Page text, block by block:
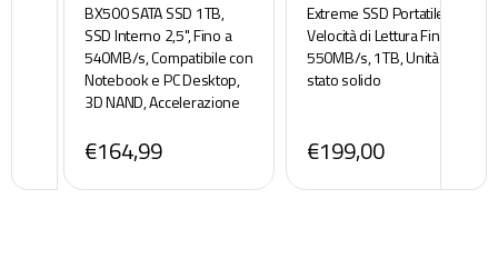
BX500 SATA SSD 1TB,
SSD Interno 2,5", Fino a
540MB/s, Compatibile con
Notebook e PC Desktop,
3D NAND, Accelerazione
Disk SSD Interno -
CT1000BX500SSD101
€164,99
Extreme SSD Portatile,
Velocità di Lettura Fino a
550MB/s, 1TB, Unità a
stato solido
€199,00